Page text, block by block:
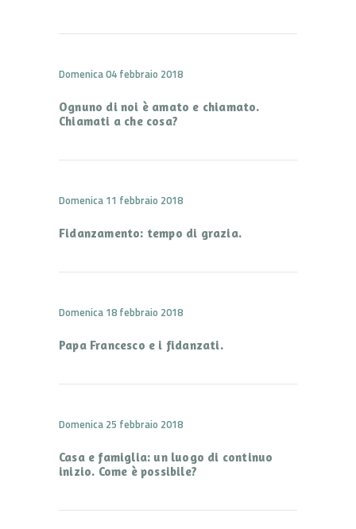
Domenica 04 febbraio 2018
Ognuno di noi è amato e chiamato.
Chiamati a che cosa?
Domenica 11 febbraio 2018
Fidanzamento: tempo di grazia.
Domenica 18 febbraio 2018
Papa Francesco e i fidanzati.
Domenica 25 febbraio 2018
Casa e famiglia: un luogo di continuo
inizio. Come è possibile?